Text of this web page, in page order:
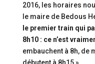
2016, les horaires
le maire de Bedous
le premier train qui
8h10 : ce n’est
embauchent à 8h, de